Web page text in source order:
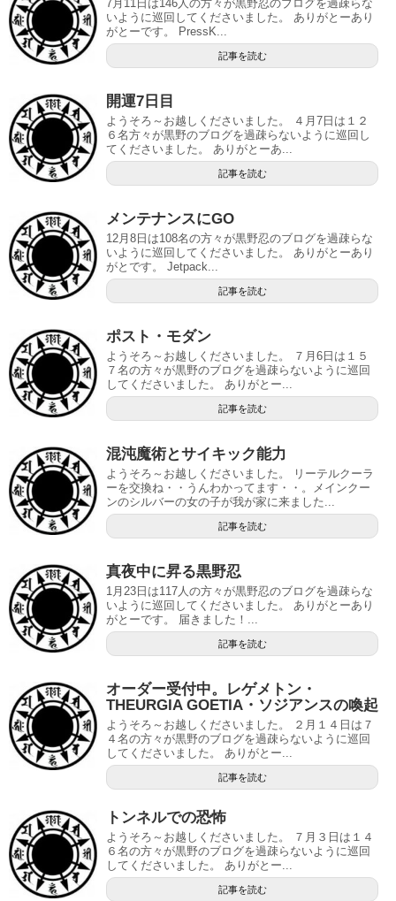
7月11日は146人の方々が黒野忍のブログを過疎らな
いように巡回してくださいました。 ありがとーあり
がとーです。 PressK...
記事を読む
開運7日目
ようそろ～お越しくださいました。 ４月7日は１２
６名方々が黒野のブログを過疎らないように巡回し
てくださいました。 ありがとーあ...
記事を読む
メンテナンスにGO
12月8日は108名の方々が黒野忍のブログを過疎らな
いように巡回してくださいました。 ありがとーあり
がとです。 Jetpack...
記事を読む
ポスト・モダン
ようそろ～お越しくださいました。 ７月6日は１５
７名の方々が黒野のブログを過疎らないように巡回
してくださいました。 ありがとー...
記事を読む
混沌魔術とサイキック能力
ようそろ～お越しくださいました。 リーテルクーラ
ーを交換ね・・うんわかってます・・。メインクー
ンのシルバーの女の子が我が家に来ました...
記事を読む
真夜中に昇る黒野忍
1月23日は117人の方々が黒野忍のブログを過疎らな
いように巡回してくださいました。 ありがとーあり
がとーです。 届きました！...
記事を読む
オーダー受付中。レゲメトン・
THEURGIA GOETIA・ソジアンスの喚起
ようそろ～お越しくださいました。 ２月１４日は７
４名の方々が黒野のブログを過疎らないように巡回
してくださいました。 ありがとー...
記事を読む
トンネルでの恐怖
ようそろ～お越しくださいました。 ７月３日は１４
６名の方々が黒野のブログを過疎らないように巡回
してくださいました。 ありがとー...
記事を読む